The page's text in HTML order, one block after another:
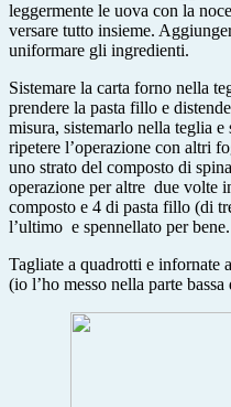
leggermente le uova con la
versare tutto insieme.
uniformare gli ingredienti.
Sistemare la carta forno nella
prendere la pasta fillo e
misura, sistemarlo nella teglia
ripetere l’operazione con altri
uno strato del composto di
operazione per altre due volte
composto e 4 di pasta fillo (di
l’ultimo e spennellato per bene.
Tagliate a quadrotti e infornate
(io l’ho messo nella parte